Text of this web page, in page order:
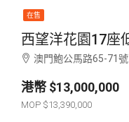
在售
西望洋花園17座
澳門鮑公馬路65-71
$13,000,000
$13,390,000